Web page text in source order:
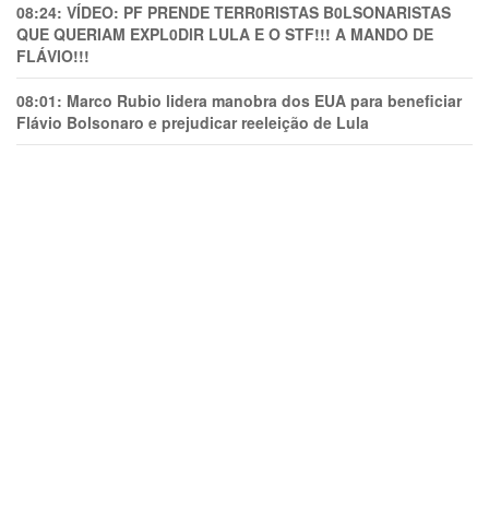
08:24: VÍDEO: PF PRENDE TERR0RlSTAS B0LSONARlSTAS
QUE QUERIAM EXPL0DlR LULA E O STF!!! A MANDO DE
FLÁVIO!!!
08:01: Marco Rubio lidera manobra dos EUA para beneficiar
Flávio Bolsonaro e prejudicar reeleição de Lula